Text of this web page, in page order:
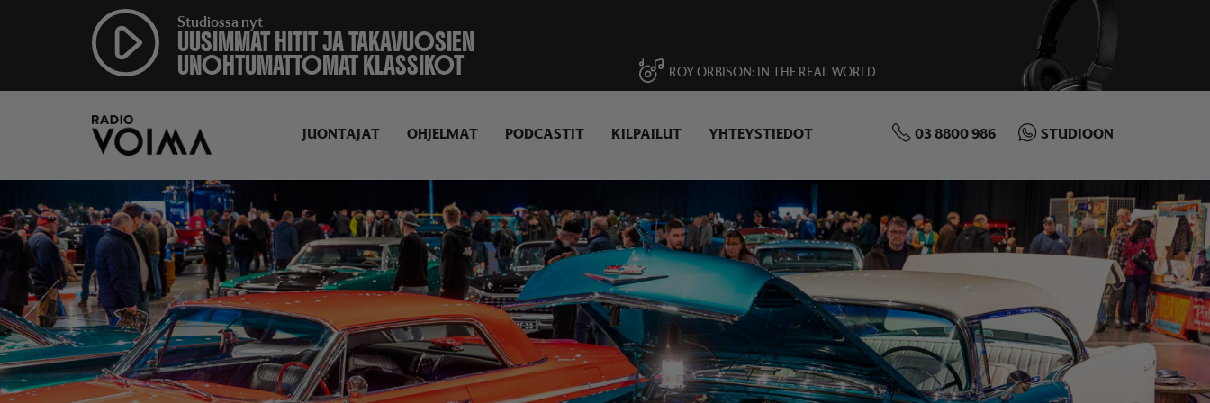
Studiossa nyt
UUSIMMAT HITIT JA TAKAVUOSIEN
UNOHTUMATTOMAT KLASSIKOT ROY ORBISON IN THE REAL WORLD
JUONTAJAT OHJELMAT PODCASTIT KILPAILUT YHTEYSTIEDOT 03 8800 986 STUDIOON